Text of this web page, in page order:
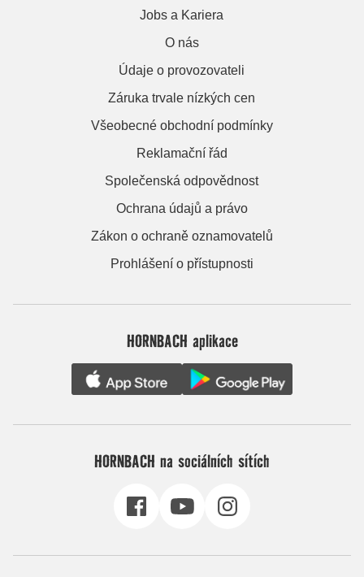
Jobs a Kariera
O nás
Údaje o provozovateli
Záruka trvale nízkých cen
Všeobecné obchodní podmínky
Reklamační řád
Společenská odpovědnost
Ochrana údajů a právo
Zákon o ochraně oznamovatelů
Prohlášení o přístupnosti
HORNBACH aplikace
HORNBACH na sociálních sítích